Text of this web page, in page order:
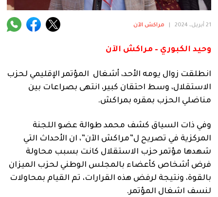
منوعة
21 أبريل، 2024 مراكش الآن
وحيد الكبوري – مراكش الآن
انطلقت زوال يومه الأحد، أشغال المؤتمر الإقليمي لحزب
الاستقلال، وسط احتقان كبير، انتهى بصراعات بين
مناضلي الحزب بمقره بمراكش.
وفي ذات السياق كشف محمد طوالة عضو اللجنة
المركزية في تصريح ل”مراكش الآن”، ان الأحداث التي
شهدها مؤتمر حزب الاستقلال كانت بسبب محاولة
فرض أشخاص كأعضاء بالمجلس الوطني لحزب الميزان
بالقوة، ونتيجة لرفض هذه القرارات، تم القيام بمحاولات
لنسف اشغال المؤتمر.